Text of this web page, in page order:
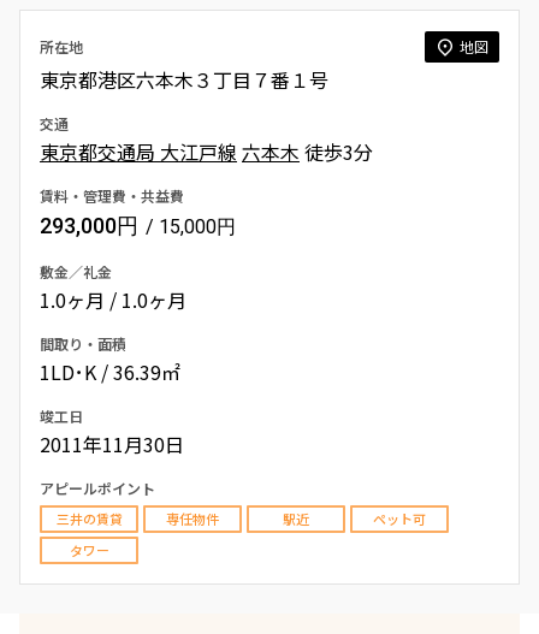
所在地 地図
東京都港区六本木３丁目７番１号
交通
東京都交通局 大江戸線 六本木 徒歩3分
賃料・管理費・共益費
293,000円 / 15,000円
敷金／礼金
1.0ヶ月 / 1.0ヶ月
間取り・面積
1LD･K / 36.39㎡
竣工日
2011年11月30日
アピールポイント
三井の賃貸 専任物件 駅近
ペット可
タワー